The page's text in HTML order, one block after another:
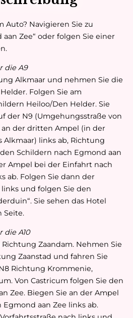
Auto? Navigieren Sie zu
aan Zee“ oder folgen Sie einer
die A9
Alkmaar und nehmen Sie die
Folgen Sie am
Heiloo/Den Helder. Sie
der N9 (Umgehungsstraße von
an der dritten Ampel (in der
Alkmaar) links ab, Richtung
Schildern nach Egmond aan
Ampel bei der Einfahrt nach
ab. Folgen Sie dann der
und folgen Sie den
Sie sehen das Hotel
Seite.
die A10
Richtung Zaandam. Nehmen Sie
Zaanstad und fahren Sie
Richtung Krommenie,
Von Castricum folgen Sie den
Zee. Biegen Sie an der Ampel
aan Zee links ab.